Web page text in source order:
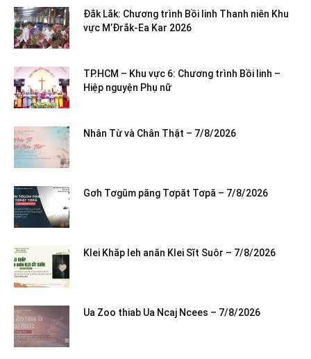
Đắk Lắk: Chương trình Bồi linh Thanh niên Khu
vực M’Đrắk-Ea Kar 2026
TP.HCM – Khu vực 6: Chương trình Bồi linh –
Hiệp nguyện Phụ nữ
Nhân Từ và Chân Thật – 7/8/2026
Gơh Tơgŭm păng Tơpăt Tơpă – 7/8/2026
Klei Khăp leh anăn Klei Sĭt Suôr – 7/8/2026
Ua Zoo thiab Ua Ncaj Ncees – 7/8/2026